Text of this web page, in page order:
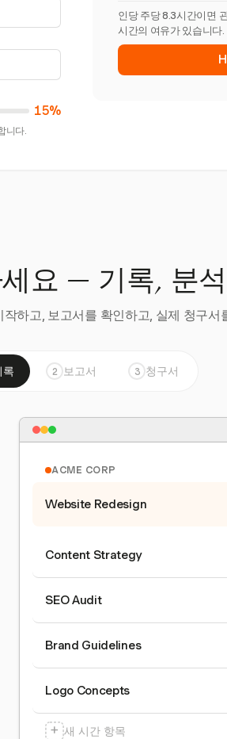
15%
니다.
인당 주당 8.3시간이면
시간의 여유가 있습니다.
요 — 기록, 분
하고, 보고서를 확인하고, 실제 청구
록 2 보고서 3 청구서
ACME CORP
Website Redesign
Content Strategy
SEO Audit
Brand Guidelines
Logo Concepts
+ 새 시간 항목